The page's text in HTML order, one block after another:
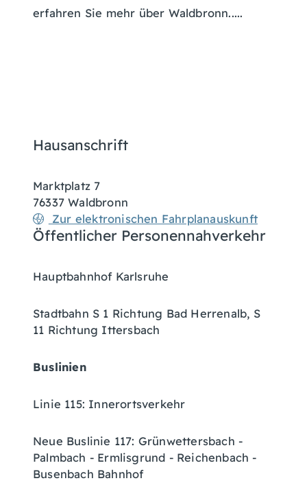
erfahren Sie mehr über Waldbronn.....
Hausanschrift
Marktplatz 7
76337 Waldbronn
Zur elektronischen Fahrplanauskunft
Öffentlicher Personennahverkehr
Hauptbahnhof Karlsruhe
Stadtbahn S 1 Richtung Bad Herrenalb, S
11 Richtung Ittersbach
Buslinien
Linie 115: Innerortsverkehr
Neue Buslinie 117: Grünwettersbach -
Palmbach - Ermlisgrund - Reichenbach -
Busenbach Bahnhof